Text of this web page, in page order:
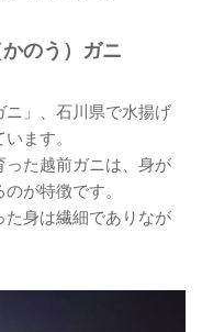
のう）ガニ
」、石川県で水揚げ
ます。
た越前ガニは、身が
が特徴です。
た身は繊細でありなが